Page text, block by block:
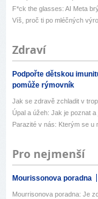
F*ck the glasses: AI Meta
Víš, proč ti po mléčných
Zdraví
Podpořte dětskou
pomůže rýmovník
Jak se zdravě zchladit v
Úpal a úžeh: Jak je poznat
Parazité v nás: Kterým se u
Pro nejmenší
Mourissonova poradna
Mourrisonova poradna: Je